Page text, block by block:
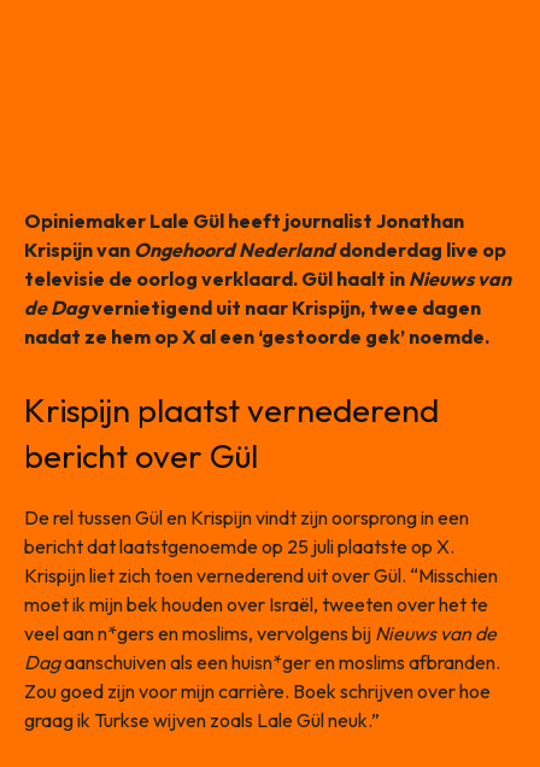
Opiniemaker Lale Gül heeft journalist Jonathan
Krispijn van Ongehoord Nederlanddonderdag live op
televisie de oorlog verklaard. Gül haalt in Nieuws van
de Dagvernietigend uit naar Krispijn, twee dagen
nadat ze hem op X al een ‘gestoorde gek’ noemde.
Krispijn plaatst vernederend
bericht over Gül
De rel tussen Gül en Krispijn vindt zijn oorsprong in een
bericht dat laatstgenoemde op 25 juli plaatste op X.
Krispijn liet zich toen vernederend uit over Gül. “Misschien
moet ik mijn bek houden over Israël, tweeten over het te
veel aan n*gers en moslims, vervolgens bij Nieuws van de
Dagaanschuiven als een huisn*ger en moslims afbranden.
Zou goed zijn voor mijn carrière. Boek schrijven over hoe
graag ik Turkse wijven zoals Lale Gül neuk.”